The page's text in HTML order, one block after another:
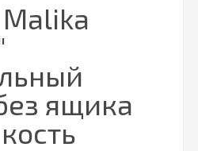
ящика